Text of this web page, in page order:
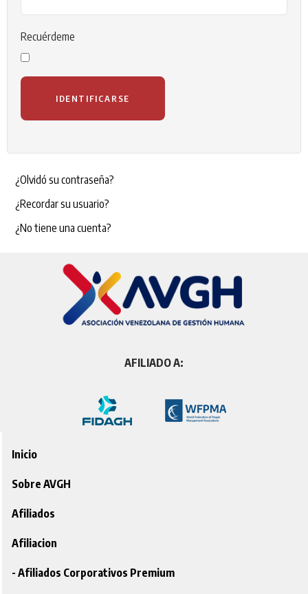
Recuérdeme
IDENTIFICARSE
¿Olvidó su contraseña?
¿Recordar su usuario?
¿No tiene una cuenta?
AFILIADO A:
Inicio
Sobre AVGH
Afiliados
Afiliacion
- Afiliados Corporativos Premium